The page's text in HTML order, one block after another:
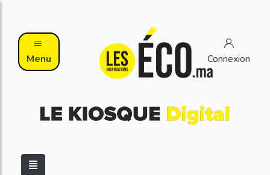
Menu Connexion